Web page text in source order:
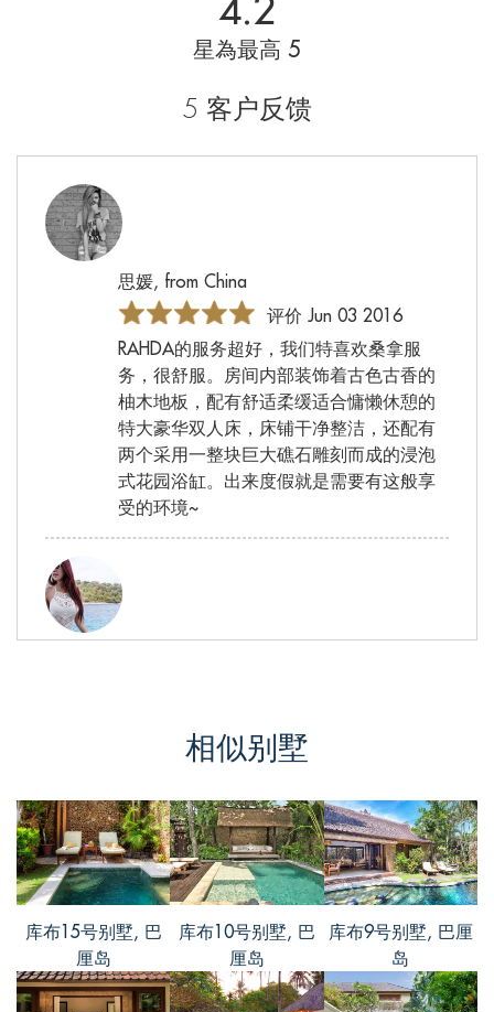
星為最高 5
5 客户反馈
思媛, from China
评价 Jun 03 2016
RAHDA的服务超好，我们特喜欢桑拿服
务，很舒服。房间内部装饰着古色古香的
柚木地板，配有舒适柔缓适合慵懒休憩的
特大豪华双人床，床铺干净整洁，还配有
两个采用一整块巨大礁石雕刻而成的浸泡
式花园浴缸。出来度假就是需要有这般享
受的环境~
了住的地方，超喜欢Gladak的感觉，超大
间配有双人盥洗台、步入式热带淋浴和用
超大礁石雕刻而成的双人浴缸，朋友都说
我这别墅定的很棒，视觉享受和身体享受
并存~服务也很给力
相似别墅
库布15号别墅, 巴
厘岛
库布10号别墅, 巴
厘岛
库布9号别墅, 巴厘
岛